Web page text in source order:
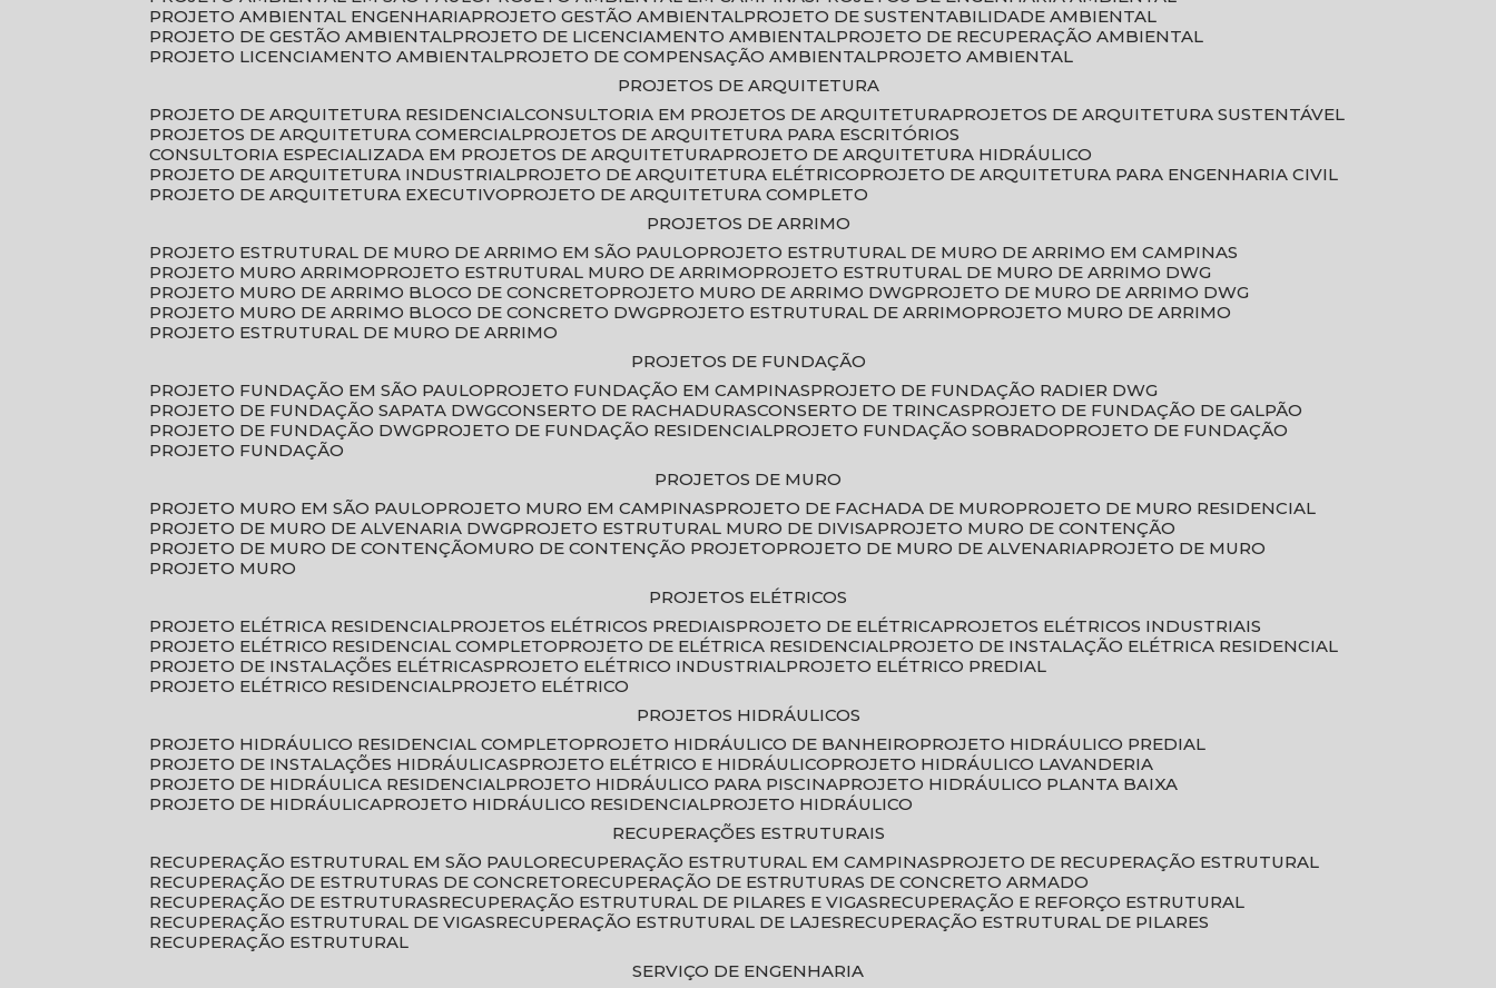
PROJETO AMBIENTAL ENGENHARIA
PROJETO GESTÃO AMBIENTAL
PROJETO DE SUSTENTABILIDADE AMBIENTAL
PROJETO DE GESTÃO AMBIENTAL
PROJETO DE LICENCIAMENTO AMBIENTAL
PROJETO DE RECUPERAÇÃO AMBIENTAL
PROJETO LICENCIAMENTO AMBIENTAL
PROJETO DE COMPENSAÇÃO AMBIENTAL
PROJETO AMBIENTAL
PROJETOS DE ARQUITETURA
PROJETO DE ARQUITETURA RESIDENCIAL CONSULTORIA EM PROJETOS DE ARQUITETURA
PROJETOS DE ARQUITETURA SUSTENTÁVEL
PROJETOS DE ARQUITETURA COMERCIAL
PROJETOS DE ARQUITETURA PARA ESCRITÓRIOS
CONSULTORIA ESPECIALIZADA EM PROJETOS DE ARQUITETURA
PROJETO DE ARQUITETURA HIDRÁULICO
PROJETO DE ARQUITETURA INDUSTRIAL
PROJETO DE ARQUITETURA ELÉTRICO
PROJETO DE ARQUITETURA PARA ENGENHARIA CIVIL
PROJETO DE ARQUITETURA EXECUTIVO
PROJETO DE ARQUITETURA COMPLETO
PROJETOS DE ARRIMO
PROJETO ESTRUTURAL DE MURO DE ARRIMO EM SÃO PAULO
PROJETO ESTRUTURAL DE MURO DE ARRIMO EM CAMPINAS
PROJETO MURO ARRIMO
PROJETO ESTRUTURAL MURO DE ARRIMO
PROJETO ESTRUTURAL DE MURO DE ARRIMO DWG
PROJETO MURO DE ARRIMO BLOCO DE CONCRETO
PROJETO MURO DE ARRIMO DWG
PROJETO DE MURO DE ARRIMO DWG
PROJETO MURO DE ARRIMO BLOCO DE CONCRETO DWG
PROJETO ESTRUTURAL DE ARRIMO
PROJETO MURO DE ARRIMO
PROJETO ESTRUTURAL DE MURO DE ARRIMO
PROJETOS DE FUNDAÇÃO
PROJETO FUNDAÇÃO EM SÃO PAULO
PROJETO FUNDAÇÃO EM CAMPINAS
PROJETO DE FUNDAÇÃO RADIER DWG
PROJETO DE FUNDAÇÃO SAPATA DWG CONSERTO DE RACHADURAS CONSERTO DE TRINCAS
PROJETO DE FUNDAÇÃO DE GALPÃO
PROJETO DE FUNDAÇÃO DWG
PROJETO DE FUNDAÇÃO RESIDENCIAL PROJETO FUNDAÇÃO SOBRADO
PROJETO DE FUNDAÇÃO
PROJETO FUNDAÇÃO
PROJETOS DE MURO
PROJETO MURO EM SÃO PAULO
PROJETO MURO EM CAMPINAS PROJETO DE FACHADA DE MURO
PROJETO DE MURO RESIDENCIAL
PROJETO DE MURO DE ALVENARIA DWG
PROJETO ESTRUTURAL MURO DE DIVISA
PROJETO MURO DE CONTENÇÃO
PROJETO DE MURO DE CONTENÇÃO
MURO DE CONTENÇÃO PROJETO PROJETO DE MURO DE ALVENARIA
PROJETO DE MURO
PROJETO MURO
PROJETOS ELÉTRICOS
PROJETO ELÉTRICA RESIDENCIAL
PROJETOS ELÉTRICOS PREDIAIS PROJETO DE ELÉTRICA
PROJETOS ELÉTRICOS INDUSTRIAIS
PROJETO ELÉTRICO RESIDENCIAL COMPLETO
PROJETO DE ELÉTRICA RESIDENCIAL
PROJETO DE INSTALAÇÃO ELÉTRICA RESIDENCIAL
PROJETO DE INSTALAÇÕES ELÉTRICAS
PROJETO ELÉTRICO INDUSTRIAL
PROJETO ELÉTRICO PREDIAL
PROJETO ELÉTRICO RESIDENCIAL
PROJETO ELÉTRICO
PROJETOS HIDRÁULICOS
PROJETO HIDRÁULICO RESIDENCIAL COMPLETO
PROJETO HIDRÁULICO DE BANHEIRO
PROJETO HIDRÁULICO PREDIAL
PROJETO DE INSTALAÇÕES HIDRÁULICAS
PROJETO ELÉTRICO E HIDRÁULICO
PROJETO HIDRÁULICO LAVANDERIA
PROJETO DE HIDRÁULICA RESIDENCIAL
PROJETO HIDRÁULICO PARA PISCINA
PROJETO HIDRÁULICO PLANTA BAIXA
PROJETO DE HIDRÁULICA
PROJETO HIDRÁULICO RESIDENCIAL
PROJETO HIDRÁULICO
RECUPERAÇÕES ESTRUTURAIS
RECUPERAÇÃO ESTRUTURAL EM SÃO PAULO
RECUPERAÇÃO ESTRUTURAL EM CAMPINAS
PROJETO DE RECUPERAÇÃO ESTRUTURAL
RECUPERAÇÃO DE ESTRUTURAS DE CONCRETO
RECUPERAÇÃO DE ESTRUTURAS DE CONCRETO ARMADO
RECUPERAÇÃO DE ESTRUTURAS
RECUPERAÇÃO ESTRUTURAL DE PILARES E VIGAS
RECUPERAÇÃO E REFORÇO ESTRUTURAL
RECUPERAÇÃO ESTRUTURAL DE VIGAS
RECUPERAÇÃO ESTRUTURAL DE LAJES
RECUPERAÇÃO ESTRUTURAL DE PILARES
RECUPERAÇÃO ESTRUTURAL
SERVIÇO DE ENGENHARIA